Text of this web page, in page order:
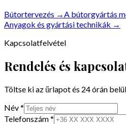
Bútortervezés →A bútorgyártás
Anyagok és gyártási technikák →
Kapcsolatfelvétel
Rendelés és
Töltse ki az űrlapot és 24 órán
Név *
Telefonszám *